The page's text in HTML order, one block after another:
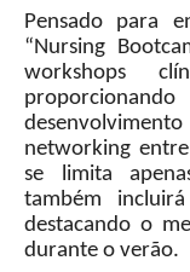
Pensado para
“Nursing
workshops
networking
se limita
também
destacando o
durante o verão.